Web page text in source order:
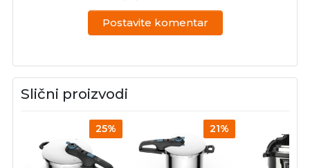
Postavite komentar
Slični proizvodi
25% 21%